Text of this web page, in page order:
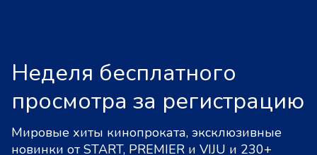
Неделя бесплатного
просмотра за регистрацию
Мировые хиты кинопроката, эксклюзивные
новинки от START, PREMIER и VIJU и 230+